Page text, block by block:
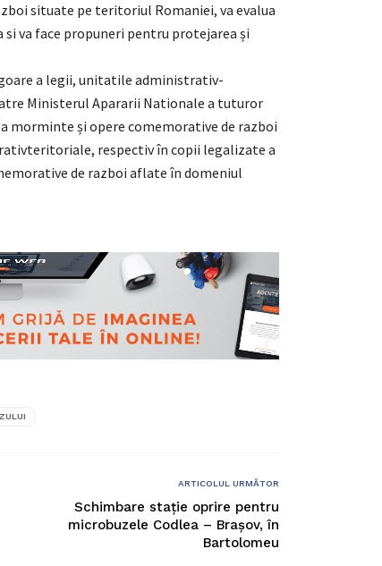
situate pe teritoriul Romaniei, va evalua
va face propuneri pentru protejarea și
a legii, unitatile administrativ-
Ministerul Apararii Nationale a tuturor
morminte și opere comemorative de razboi
respectiv în copii legalizate a
de razboi aflate în domeniul
ARTICOLUL URMĂTOR
Schimbare stație oprire pentru
microbuzele Codlea – Brașov, în
Bartolomeu